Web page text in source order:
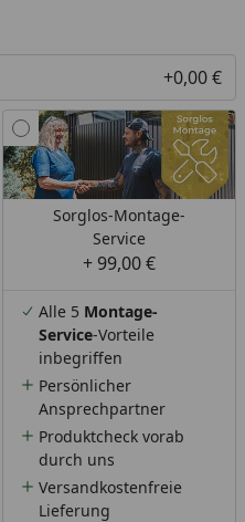
+0,00 €
Sorglos-Montage-
Service
+ 99,00 €
Alle 5 Montage-
Service-Vorteile
inbegriffen
Persönlicher
Ansprechpartner
Produktcheck vorab
durch uns
Versandkostenfreie
Lieferung